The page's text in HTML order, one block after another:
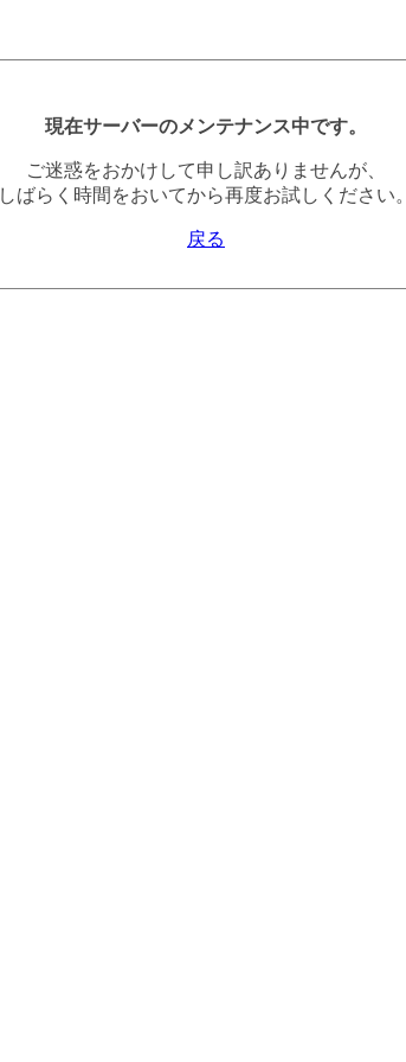
現在サーバーのメンテナンス中です。
ご迷惑をおかけして申し訳ありませんが、
しばらく時間をおいてから再度お試しください。
戻る